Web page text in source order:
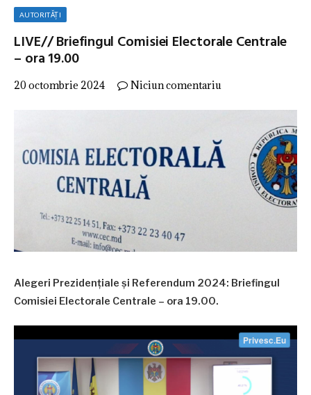
AUTORITĂȚI
LIVE// Briefingul Comisiei Electorale Centrale
– ora 19.00
20 octombrie 2024 Niciun comentariu
Alegeri Prezidențiale și Referendum 2024: Briefingul
Comisiei Electorale Centrale – ora 19.00.